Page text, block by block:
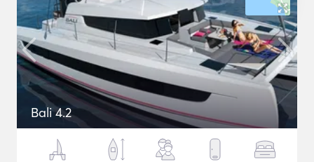
Bali 4.2